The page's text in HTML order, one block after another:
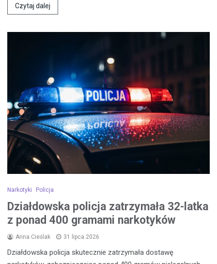
Czytaj dalej
Narkotyki Policja
Działdowska policja zatrzymała 32-latka
z ponad 400 gramami narkotyków
Anna Cieślak 31 lipca 2026
Działdowska policja skutecznie zatrzymała dostawę